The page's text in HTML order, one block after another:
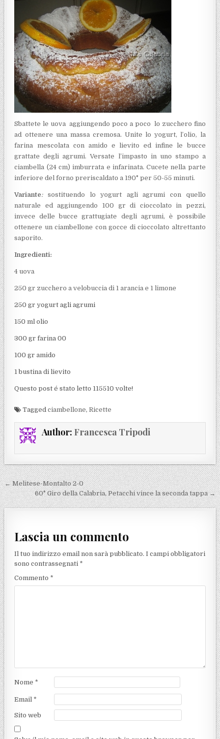
Sbattete le uova aggiungendo poco a poco lo zucchero fino
ad ottenere una massa cremosa. Unite lo yogurt, l’olio, la
farina mescolata con amido e lievito ed infine le bucce
grattate degli agrumi. Versate l’impasto in uno stampo a
ciambella (24 cm) imburrata e infarinata. Cucete nella parte
inferiore del forno preriscaldato a 190° per 50-55 minuti.
Variante:sostituendo lo yogurt agli agrumi con quello
naturale ed aggiungendo 100 gr di cioccolato in pezzi,
invece delle bucce grattugiate degli agrumi, è possibile
ottenere un ciambellone con gocce di cioccolato altrettanto
saporito.
Ingredienti:
4 uova
250 gr zucchero a velobuccia di 1 arancia e 1 limone
250 gr yogurt agli agrumi
150 ml olio
300 gr farina 00
100 gr amido
1 bustina di lievito
Questo post é stato letto 115510 volte!
Taggedciambellone,Ricette
Author: Francesca Tripodi
Navigazione articoli
← Melitese-Montalto 2-0
60° Giro della Calabria, Petacchi vince la seconda tappa →
Lascia un commento
Il tuo indirizzo email non sarà pubblicato. I campi obbligatori
sono contrassegnati *
Commento *
Nome *
Email *
Sito web